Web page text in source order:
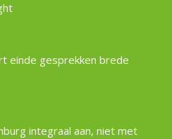
einde gesprekken brede
integraal aan, niet met